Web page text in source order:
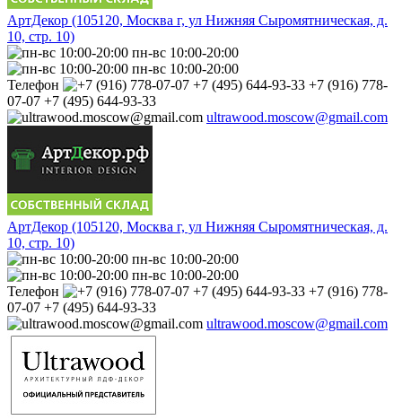
АртДекор (105120, Москва г, ул Нижняя Сыромятническая, д.
10, стр. 10)
пн-вс 10:00-20:00
пн-вс 10:00-20:00
Телефон
+7 (916) 778-
07-07 +7 (495) 644-93-33
ultrawood.moscow@gmail.com
АртДекор (105120, Москва г, ул Нижняя Сыромятническая, д.
10, стр. 10)
пн-вс 10:00-20:00
пн-вс 10:00-20:00
Телефон
+7 (916) 778-
07-07 +7 (495) 644-93-33
ultrawood.moscow@gmail.com